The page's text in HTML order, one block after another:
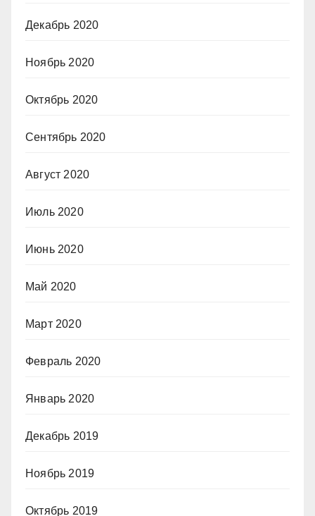
Декабрь 2020
Ноябрь 2020
Октябрь 2020
Сентябрь 2020
Август 2020
Июль 2020
Июнь 2020
Май 2020
Март 2020
Февраль 2020
Январь 2020
Декабрь 2019
Ноябрь 2019
Октябрь 2019